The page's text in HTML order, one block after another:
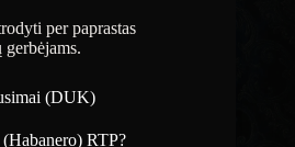
per paprastas
(DUK)
RTP?